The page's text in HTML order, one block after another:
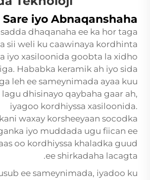
iyo Abnaqanshaha
dhaqanaha ee ka hor taga
sii weli ku caawinaya kordhinta
iyo xasiloonida goobta la xidho
Hababka keramik ah iyo sida
leh ee sameynimada ayaa kuu
dhisinayo qaybaha gaar ah,
iyagoo kordhiyssa xasiloonida.
waxay korsheeyaan socodka
iyo muddada ugu fiican ee
oo kordhiyssa khaladka guud
ee shirkadaha lacagta.
ee sameynimada, iyadoo ku